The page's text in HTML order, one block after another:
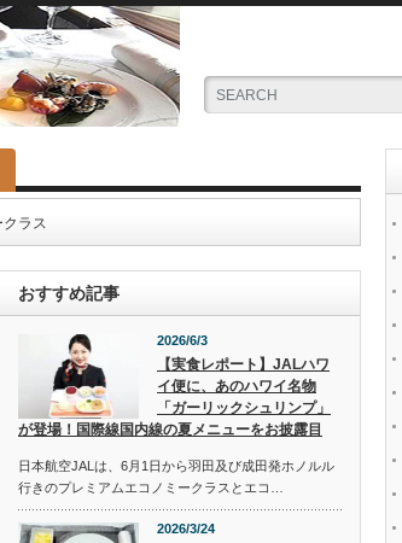
ラス
おすすめ記事
2026/6/3
【実食レポート】JALハワ
イ便に、あのハワイ名物
「ガーリックシュリンプ」
が登場！国際線国内線の夏メニューをお披露目
日本航空JALは、6月1日から羽田及び成田発ホノルル
行きのプレミアムエコノミークラスとエコ…
2026/3/24